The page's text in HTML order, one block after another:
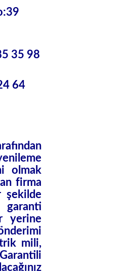
35 98
64
olmak
firma
şekilde
garanti
yerine
mili,